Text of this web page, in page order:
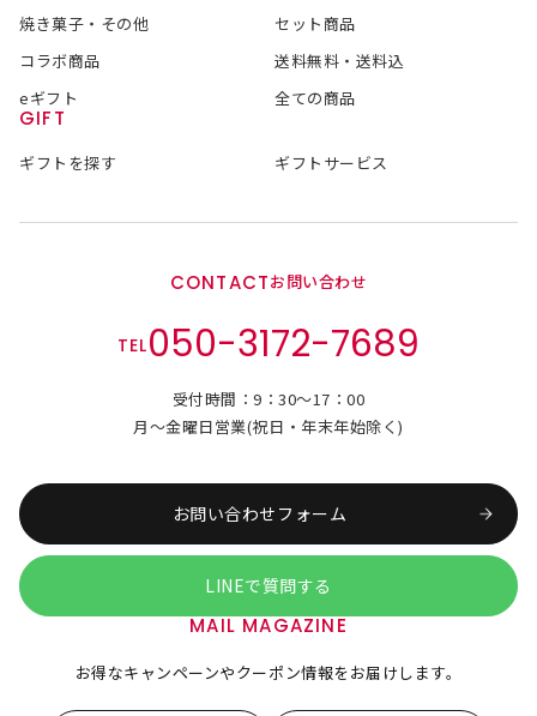
焼き菓子・その他
セット商品
コラボ商品
送料無料・送料込
eギフト
全ての商品
GIFT
ギフトを探す ギフトサービス
CONTACTお問い合わせ
TEL050-3172-7689
受付時間：9：30～17：00
月～金曜日営業(祝日・年末年始除く)
お問い合わせフォーム
LINEで質問する
MAIL MAGAZINE
お得なキャンペーンやクーポン情報をお届けします。